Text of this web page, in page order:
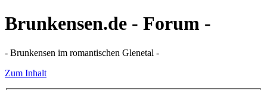
Brunkensen.de - Forum -
- Brunkensen im romantischen Glenetal -
Zum Inhalt